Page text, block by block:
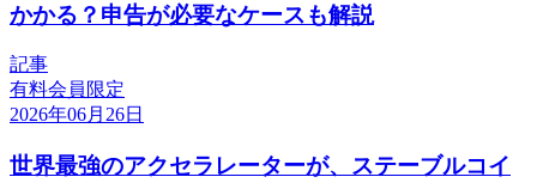
かかる？申告が必要なケースも解説
記事
有料会員限定
2026年06月26日
世界最強のアクセラレーターが、ステーブルコイ